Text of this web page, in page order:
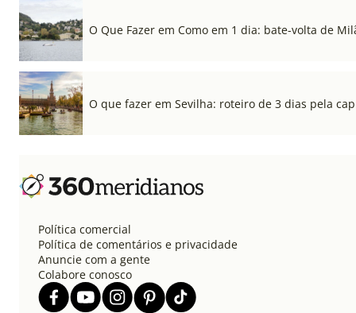
O Que Fazer em Como em 1 dia: bate-volta de
O que fazer em Sevilha: roteiro de 3 dias pela
Política comercial
Política de comentários e privacidade
Anuncie com a gente
Colabore conosco